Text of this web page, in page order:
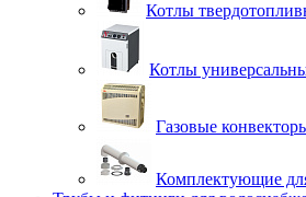
Котлы
Котлы
Газовые
Комплектующие